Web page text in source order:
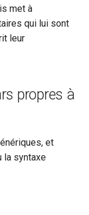
base de donnees
fixtures
(connector-
met à
qui lui sont
leur
propres à
et
la syntaxe